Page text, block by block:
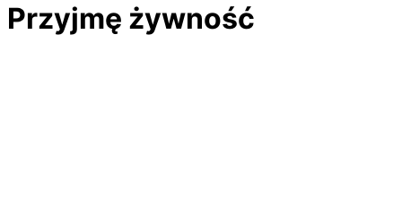
Przyjmę żywność